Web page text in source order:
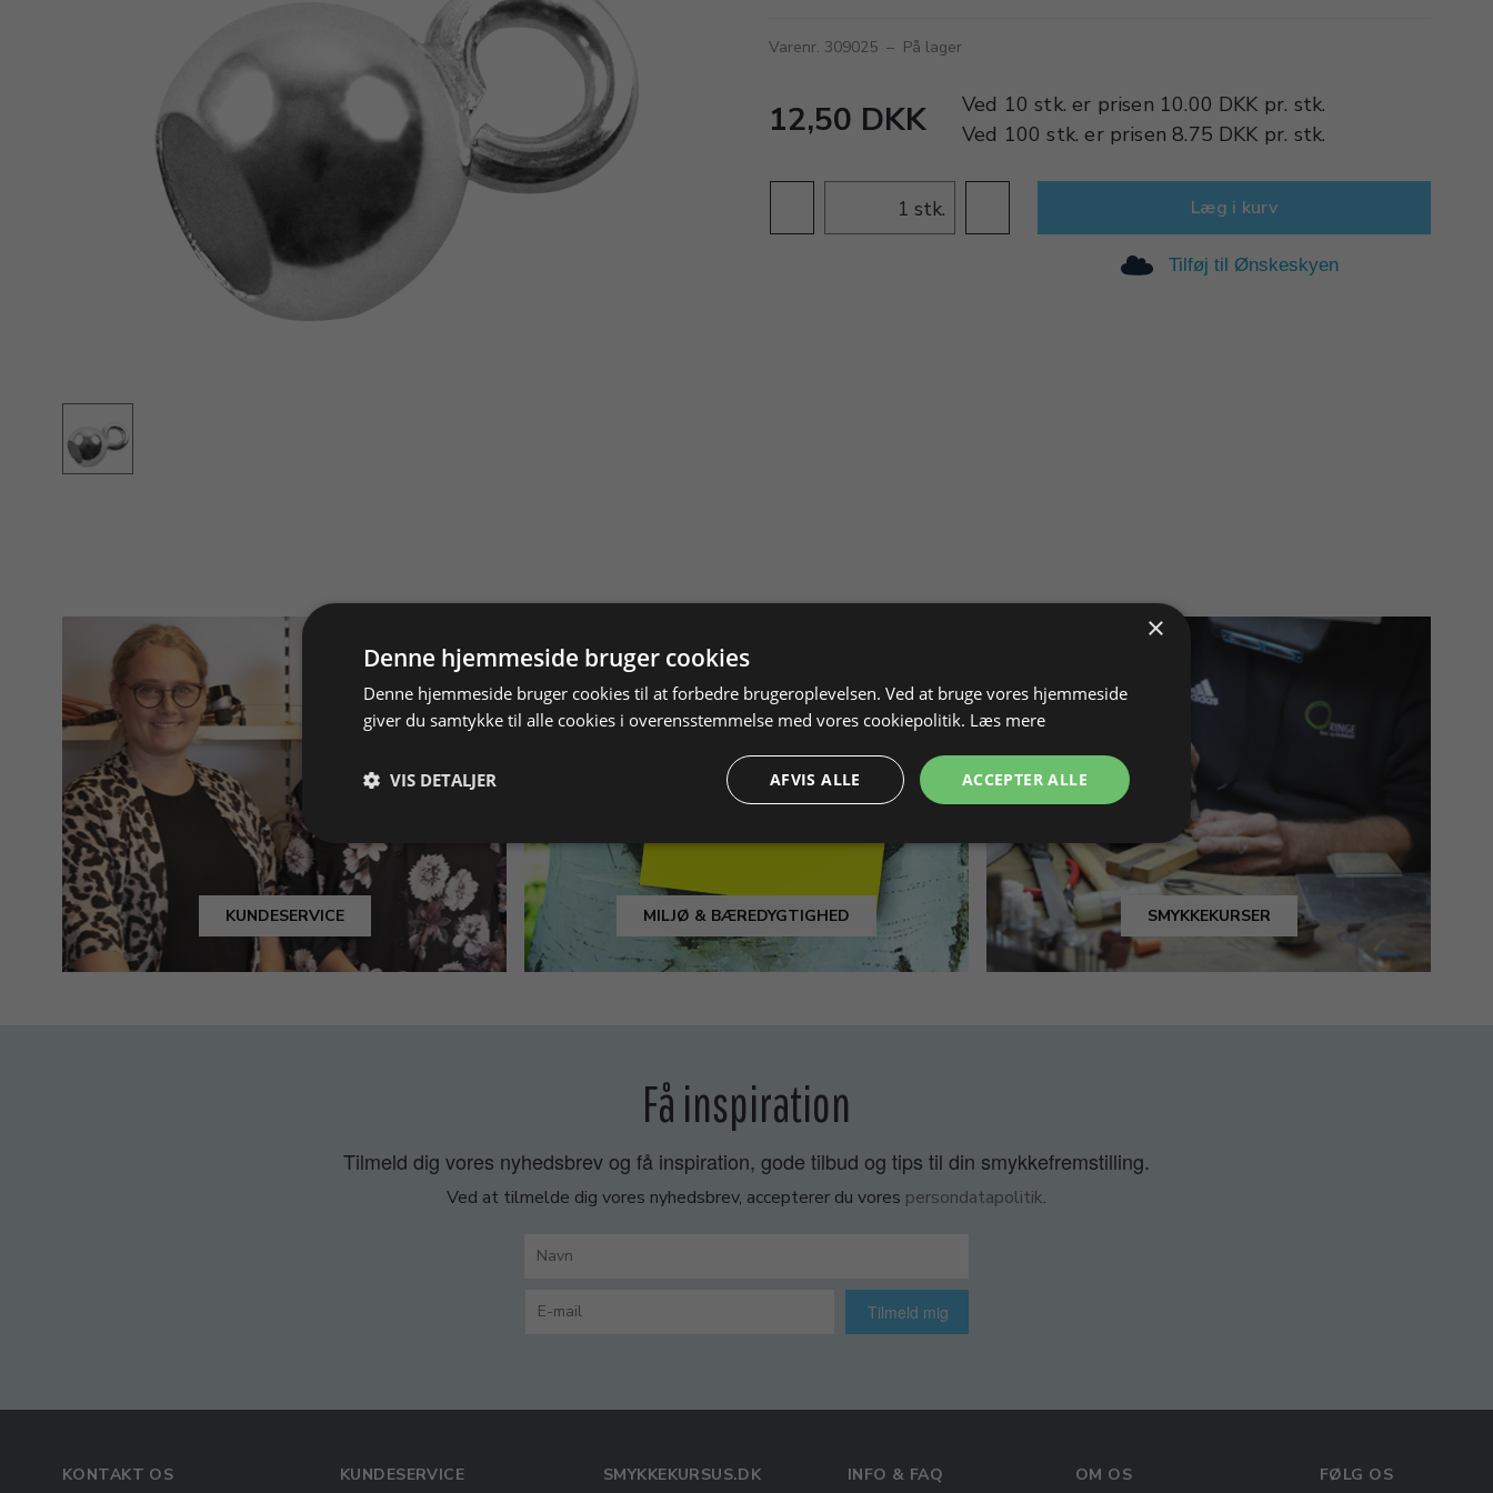
Varenr. 309025 – På lager
12,50 DKK Ved 10 stk. er prisen 10.00 DKK pr. stk.
Ved 100 stk. er prisen8.75 DKK pr. stk.
stk. Læg i kurv
Tilføj til Ønskeskyen
KUNDESERVICE MILJØ & BÆREDYGTIGHED SMYKKEKURSER
Få inspiration
Tilmeld dig vores nyhedsbrev og få inspiration, gode tilbud og tips til din smykkefremstilling.
Ved at tilmelde dig vores nyhedsbrev, accepterer du vores persondatapolitik.
Tilmeld mig
KONTAKT OS KUNDESERVICE SMYKKEKURSUS.DK INFO & FAQ OM OS FØLG OS
×
Denne hjemmeside bruger cookies
Denne hjemmeside bruger cookies til at forbedre brugeroplevelsen. Ved at bruge vores hjemmeside
giver du samtykke til alle cookies i overensstemmelse med vores cookiepolitik. Læs mere
ACCEPTER ALLE
AFVIS ALLE
VIS DETALJER